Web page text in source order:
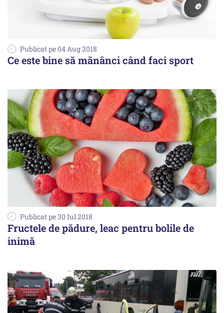
Publicat pe 04 Aug 2018
Ce este bine să mănânci când faci sport
Publicat pe 30 Iul 2018
Fructele de pădure, leac pentru bolile de
inimă